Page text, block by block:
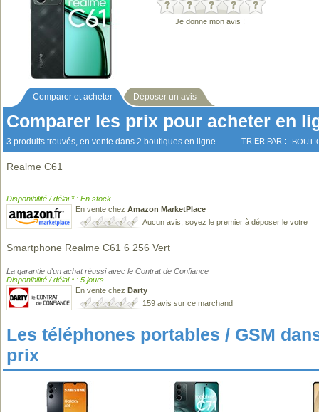
Je donne mon avis !
Comparer et acheter Déposer un avis
Comparer les prix pour acheter en
3 produits trouvés, en vente dans 2 boutiques en ligne. TRIER PAR :
Realme C61
Disponibilité / délai * : En stock
En vente chez Amazon MarketPlace
Aucun avis, soyez le premier à déposer le votre
Smartphone Realme C61 6 256 Vert
La garantie d'un achat réussi avec le Contrat de Confiance
Disponibilité / délai * : 5 jours
En vente chez Darty
159 avis sur ce marchand
Les téléphones portables / GSM
prix